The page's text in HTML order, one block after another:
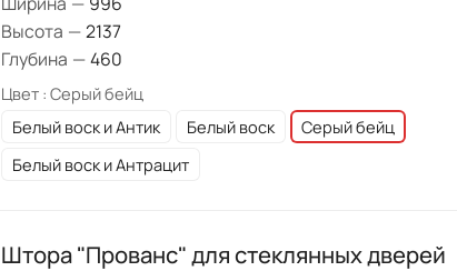
Высота —2137
Глубина —460
Цвет : Серый бейц
Белый воск и Антик
Белый воск
Серый бейц
Белый воск и Антрацит
Штора "Прованс" для стеклянных дверей